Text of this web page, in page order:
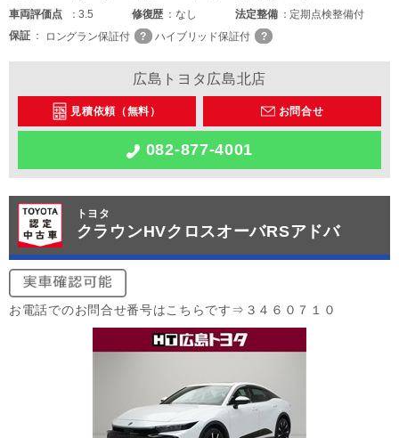
車両評価点 3.5 修復歴 なし 法定整備
定期点検整備付
保証
ロングラン保証付 ハイブリッド保証付
広島トヨタ広島北店
見積依頼（無料） お問合せ
082-877-4001
トヨタ
クラウンHVクロスオーバRSアドバ
お電話でのお問合せ番号はこちらです⇒３４６０７１０